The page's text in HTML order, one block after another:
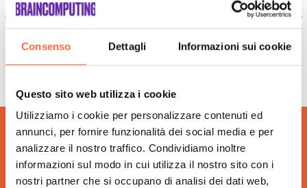
Consenso Dettagli Informazioni sui cookie
Questo sito web utilizza i cookie
Utilizziamo i cookie per personalizzare contenuti ed
annunci, per fornire funzionalità dei social media e per
analizzare il nostro traffico. Condividiamo inoltre
informazioni sul modo in cui utilizza il nostro sito con i
nostri partner che si occupano di analisi dei dati web,
Esperti In Intelligenza Artificiale Firenze
Piattaforma Ai Firenze
Realizzazione Piattaforme Cloud Firenze
Software House Firenze
Soluzioni Blockchain Firenze
Sviluppo Algoritmi Intelligenza Artificiale Firenze
Sviluppo App Firenze